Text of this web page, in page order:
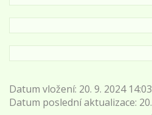
Datum vložení: 20. 9. 2024 14:03
Datum poslední aktualizace: